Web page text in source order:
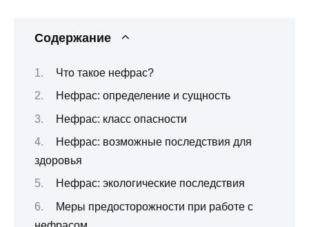
Содержание
Что такое нефрас?
Нефрас: определение и сущность
Нефрас: класс опасности
Нефрас: возможные последствия для
здоровья
Нефрас: экологические последствия
Меры предосторожности при работе с